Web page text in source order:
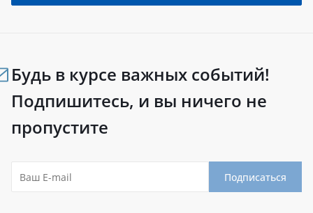
Будь в курсе важных событий!
Подпишитесь, и вы ничего не
пропустите
Подписаться